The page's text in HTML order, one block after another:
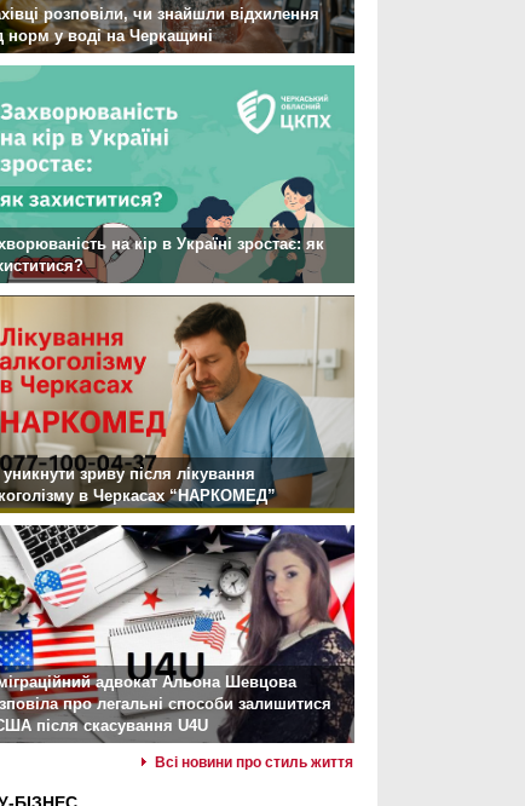
розповіли, чи знайшли відхилення
норм у воді на Черкащині
на кір в Україні зростає: як
зриву після лікування
в Черкасах “НАРКОМЕД”
адвокат Альона Шевцова
про легальні способи залишитися
після скасування U4U
Всі новини про стиль життя